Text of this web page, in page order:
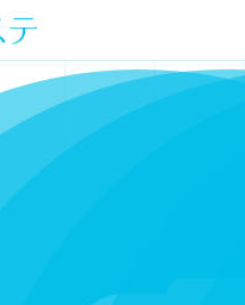
す。 手づくり
テ スキル・セ
マが集まって